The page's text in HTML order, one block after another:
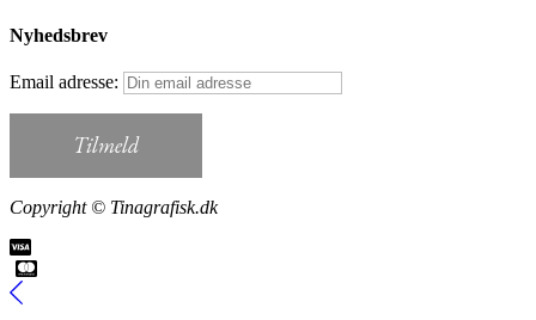
Nyhedsbrev
Email adresse:
Copyright © Tinagrafisk.dk